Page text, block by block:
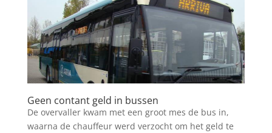
Geen contant geld in bussen
De overvaller kwam met een groot mes de bus in,
waarna de chauffeur werd verzocht om het geld te